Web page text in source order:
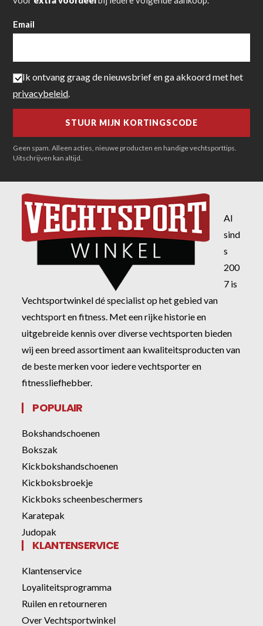
Email
Ik ontvang graag de nieuwsbrief en ga akkoord met het
privacybeleid
Geen spam. Alleen acties, nieuwe producten en handige vechtsporttips.
Uitschrijven kan altijd.
Al
sind
s
200
7 is
Vechtsportwinkel dé specialist op het gebied van
vechtsport en fitness. Met een rijke historie en
uitgebreide kennis over diverse vechtsporten bieden
wij een breed assortiment aan kwaliteitsproducten van
de beste merken voor iedere vechtsporter en
fitnessliefhebber.
POPULAIR
Bokshandschoenen
Bokszak
Kickbokshandschoenen
Kickboksbroekje
Kickboks scheenbeschermers
Karatepak
Judopak
KLANTENSERVICE
Klantenservice
Loyaliteitsprogramma
Ruilen en retourneren
Over Vechtsportwinkel